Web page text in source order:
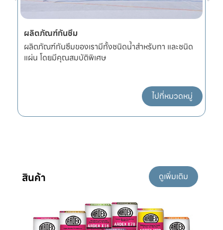
ผลิตภัณฑ์กันซึม
ผลิตภัณฑ์กันซึมของเรามีทั้งชนิดน้ำสำหรับทา และชนิด
แผ่น โดยมีคุณสมบัติพิเศษ
ไปที่หมวดหมู่
สินค้า ดูเพิ่มเติม